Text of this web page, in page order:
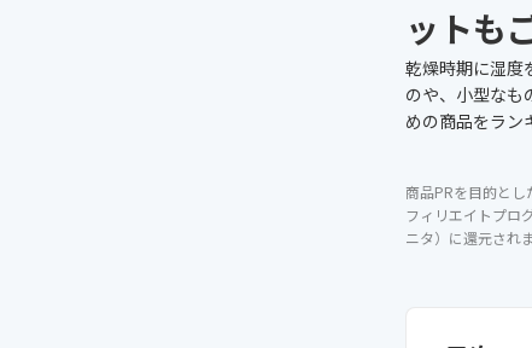
ットも
乾燥時期に湿度
のや、小型なも
めの商品をラン
商品PRを目的と
フィリエイトプロ
ニタ）に還元されま